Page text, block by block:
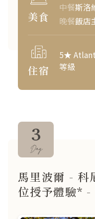
美食
中餐斯洛
晚餐飯店
住宿
5★
等級
馬里波爾 -
位授予體驗* -
3
Day